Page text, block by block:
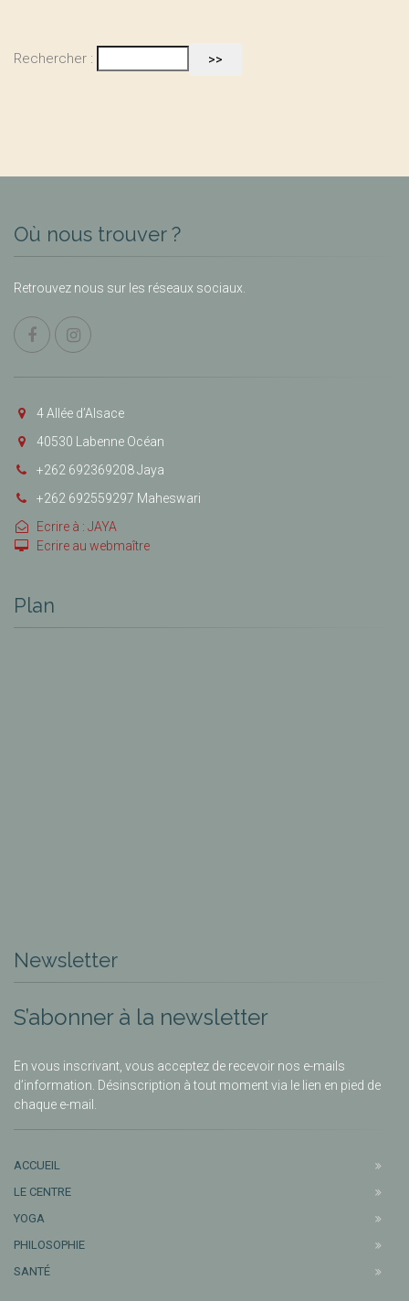
Rechercher :
Où nous trouver ?
Retrouvez nous sur les réseaux sociaux.
4 Allée d’Alsace
40530 Labenne Océan
+262 692369208 Jaya
+262 692559297 Maheswari
Ecrire à : JAYA
Ecrire au webmaître
Plan
Newsletter
S’abonner à la newsletter
En vous inscrivant, vous acceptez de recevoir nos e-mails
d’information. Désinscription à tout moment via le lien en pied de
chaque e-mail.
ACCUEIL
LE CENTRE
YOGA
PHILOSOPHIE
SANTÉ